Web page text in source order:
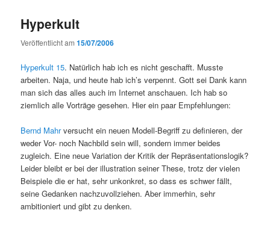
Hyperkult
Veröffentlicht am15/07/2006
Hyperkult 15. Natürlich hab ich es nicht geschafft. Musste
arbeiten. Naja, und heute hab ich’s verpennt. Gott sei Dank kann
man sich das alles auch im Internet anschauen. Ich hab so
ziemlich alle Vorträge gesehen. Hier ein paar Empfehlungen:
Bernd Mahrversucht ein neuen Modell-Begriff zu definieren, der
weder Vor- noch Nachbild sein will, sondern immer beides
zugleich. Eine neue Variation der Kritik der Repräsentationslogik?
Leider bleibt er bei der illustration seiner These, trotz der vielen
Beispiele die er hat, sehr unkonkret, so dass es schwer fällt,
seine Gedanken nachzuvollziehen. Aber immerhin, sehr
ambitioniert und gibt zu denken.